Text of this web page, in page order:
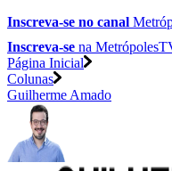
Inscreva-se no canal
Inscreva-se na
Página Inicial
Colunas
Guilherme Amado